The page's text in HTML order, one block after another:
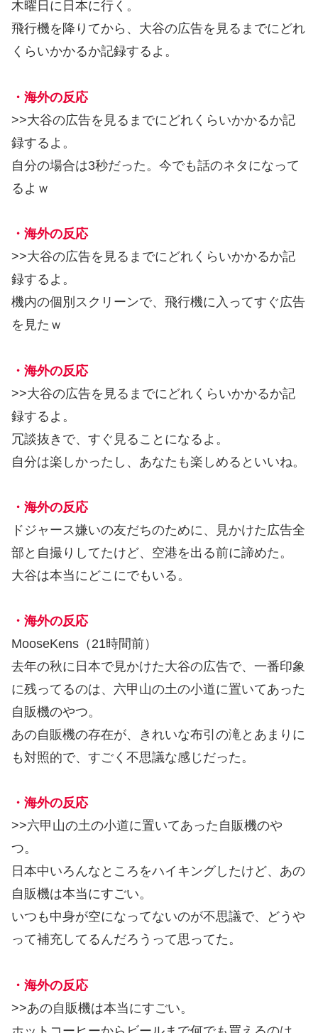
木曜日に日本に行く。
飛行機を降りてから、大谷の広告を見るまでにどれ
くらいかかるか記録するよ。
・海外の反応
>>大谷の広告を見るまでにどれくらいかかるか記
録するよ。
自分の場合は3秒だった。今でも話のネタになって
るよｗ
・海外の反応
>>大谷の広告を見るまでにどれくらいかかるか記
録するよ。
機内の個別スクリーンで、飛行機に入ってすぐ広告
を見たｗ
・海外の反応
>>大谷の広告を見るまでにどれくらいかかるか記
録するよ。
冗談抜きで、すぐ見ることになるよ。
自分は楽しかったし、あなたも楽しめるといいね。
・海外の反応
ドジャース嫌いの友だちのために、見かけた広告全
部と自撮りしてたけど、空港を出る前に諦めた。
大谷は本当にどこにでもいる。
・海外の反応
MooseKens（21時間前）
去年の秋に日本で見かけた大谷の広告で、一番印象
に残ってるのは、六甲山の土の小道に置いてあった
自販機のやつ。
あの自販機の存在が、きれいな布引の滝とあまりに
も対照的で、すごく不思議な感じだった。
・海外の反応
>>六甲山の土の小道に置いてあった自販機のや
つ。
日本中いろんなところをハイキングしたけど、あの
自販機は本当にすごい。
いつも中身が空になってないのが不思議で、どうや
って補充してるんだろうって思ってた。
・海外の反応
>>あの自販機は本当にすごい。